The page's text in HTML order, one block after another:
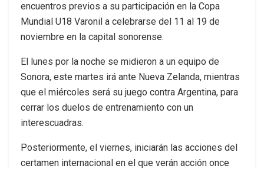
encuentros previos a su participación en la Copa
Mundial U18 Varonil a celebrarse del 11 al 19 de
noviembre en la capital sonorense.
El lunes por la noche se midieron a un equipo de
Sonora, este martes irá ante Nueva Zelanda, mientras
que el miércoles será su juego contra Argentina, para
cerrar los duelos de entrenamiento con un
interescuadras.
Posteriormente, el viernes, iniciarán las acciones del
certamen internacional en el que verán acción once